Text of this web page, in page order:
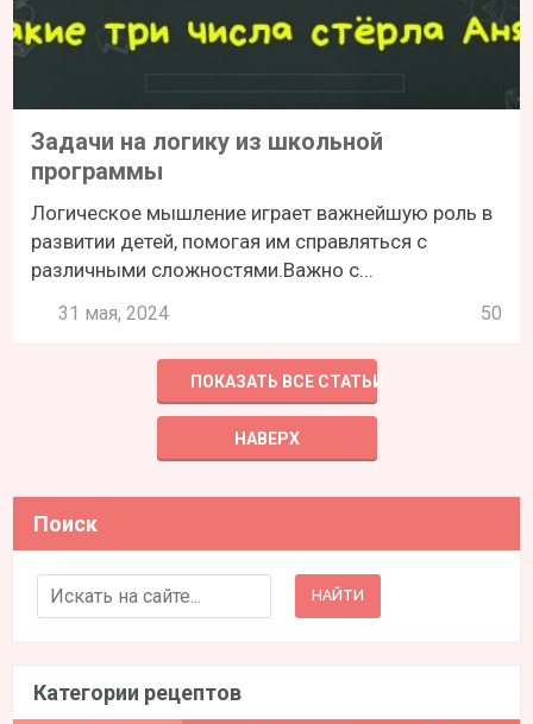
Задачи на логику из школьной
программы
Логическое мышление играет важнейшую роль в
развитии детей, помогая им справляться с
различными сложностями.Важно с...
31 мая, 2024 50
ПОКАЗАТЬ ВСЕ СТАТЬИ
НАВЕРХ
Поиск
Search for:
Категории рецептов